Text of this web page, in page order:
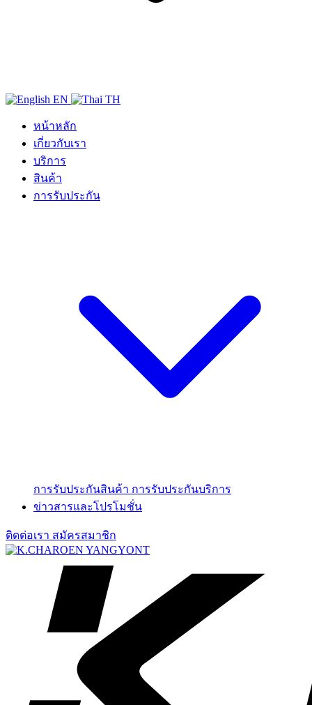
EN TH
หน้าหลัก
เกี่ยวกับเรา
บริการ
สินค้า
การรับประกัน
การรับประกันสินค้า การรับประกันบริการ
ข่าวสารและโปรโมชั่น
ติดต่อเรา สมัครสมาชิก